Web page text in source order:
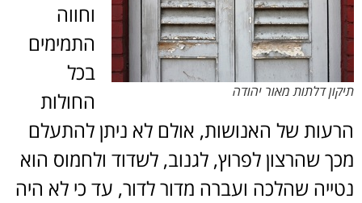
תיקון דלתות מאור יהודה
וחווה
התמימים
בכל
החולות
הרעות של האנושות, אולם לא ניתן להתעלם
מכך שהרצון לפרוץ, לגנוב, לשדוד ולחמוס הוא
נטייה שהלכה ועברה מדור לדור, עד כי לא היה